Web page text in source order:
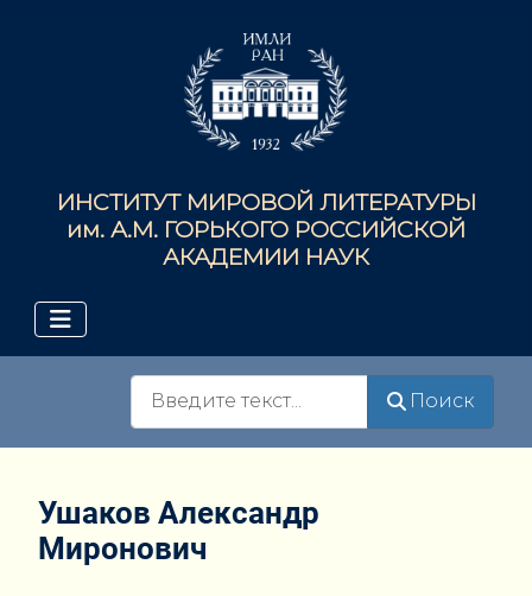
ИНСТИТУТ МИРОВОЙ ЛИТЕРАТУРЫ
им. А.М. ГОРЬКОГО РОССИЙСКОЙ
АКАДЕМИИ НАУК
Поиск
Ушаков Александр
Миронович